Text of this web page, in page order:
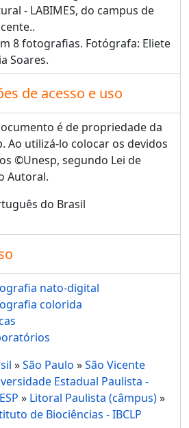
- LABIMES, do campus de
8 fotografias. Fotógrafa: Eliete
Soares.
de acesso e uso
é de propriedade da
Ao utilizá-lo colocar os devidos
©Unesp, segundo Lei de
Autoral.
do Brasil
nato-digital
colorida
»São Paulo »São Vicente
Estadual Paulista -
» Litoral Paulista (câmpus)»
de Biociências - IBCLP